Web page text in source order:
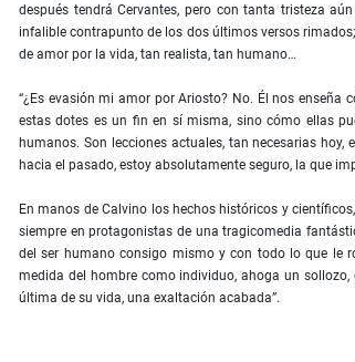
después tendrá Cervantes, pero con tanta tristeza
infalible contrapunto de los dos últimos versos
de amor por la vida, tan realista, tan humano…
“¿Es evasión mi amor por Ariosto? No. Él nos
estas dotes es un fin en sí misma, sino cómo ellas
humanos. Son lecciones actuales, tan necesarias
hacia el pasado, estoy absolutamente seguro, la que
En manos de Calvino los hechos históricos y
siempre en protagonistas de una tragicomedia
del ser humano consigo mismo y con todo lo que le
medida del hombre como individuo, ahoga un
última de su vida, una exaltación acabada”.